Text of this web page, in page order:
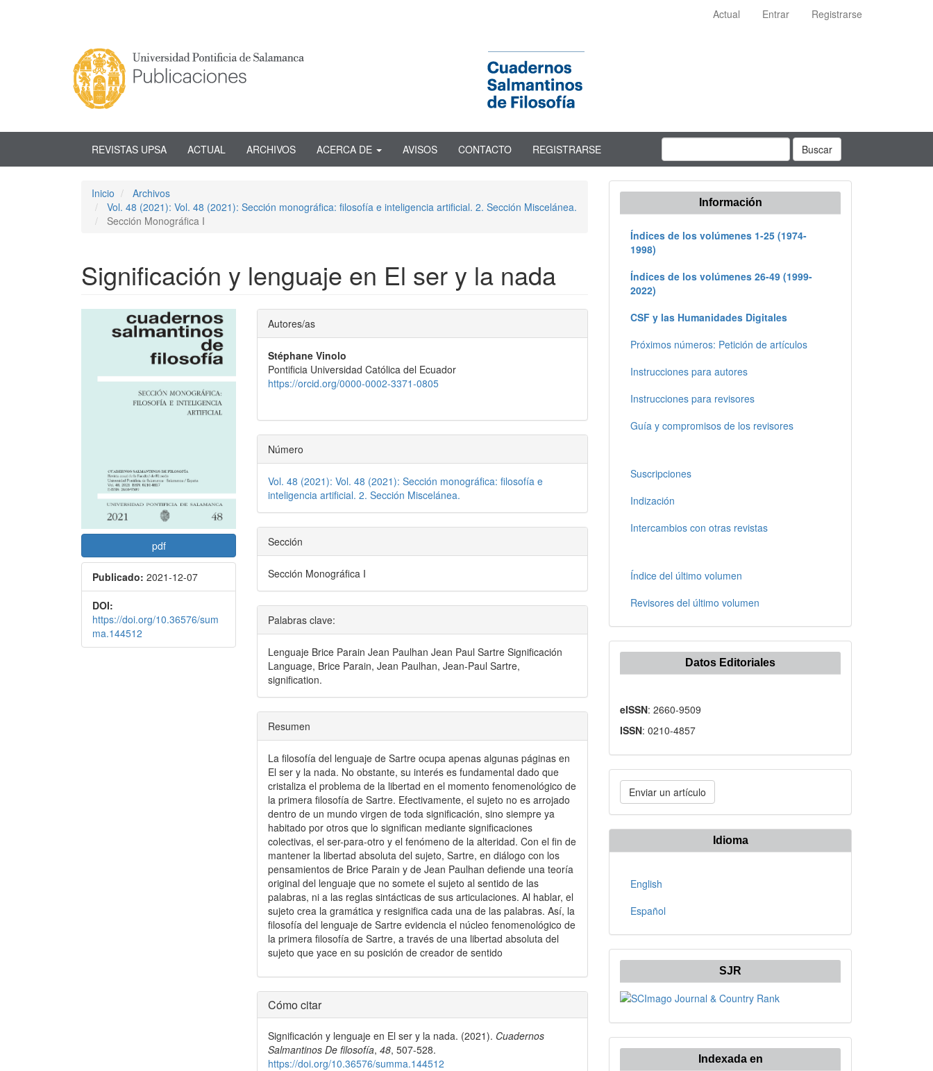
Actual Entrar Registrarse
REVISTAS UPSA ACTUAL ARCHIVOS ACERCA DE AVISOS CONTACTO REGISTRARSE Buscar
Inicio
Archivos
Vol. 48 (2021): Vol. 48 (2021): Sección monográfica: filosofía e inteligencia artificial. 2. Sección Miscelánea.
Sección Monográfica I
Significación y lenguaje en El ser y la nada
Barra
lateral
artículo
pdf
Publicado: 2021-12-07
DOI:
https://doi.org/10.36576/sum
ma.144512
Contenido
principal
del
artículo
Autores/as
Stéphane Vinolo
Pontificia Universidad Católica del Ecuador
https://orcid.org/0000-0002-3371-0805
Número
Vol. 48 (2021): Vol. 48 (2021): Sección monográfica: filosofía e
inteligencia artificial. 2. Sección Miscelánea.
Sección
Sección Monográfica I
Palabras clave:
Lenguaje Brice Parain Jean Paulhan Jean Paul Sartre Significación
Language, Brice Parain, Jean Paulhan, Jean-Paul Sartre,
signification.
Resumen
La filosofía del lenguaje de Sartre ocupa apenas algunas páginas en
El ser y la nada. No obstante, su interés es fundamental dado que
cristaliza el problema de la libertad en el momento fenomenológico de
la primera filosofía de Sartre. Efectivamente, el sujeto no es arrojado
dentro de un mundo virgen de toda significación, sino siempre ya
habitado por otros que lo significan mediante significaciones
colectivas, el ser-para-otro y el fenómeno de la alteridad. Con el fin de
mantener la libertad absoluta del sujeto, Sartre, en diálogo con los
pensamientos de Brice Parain y de Jean Paulhan defiende una teoría
original del lenguaje que no somete el sujeto al sentido de las
palabras, ni a las reglas sintácticas de sus articulaciones. Al hablar, el
sujeto crea la gramática y resignifica cada una de las palabras. Así, la
filosofía del lenguaje de Sartre evidencia el núcleo fenomenológico de
la primera filosofía de Sartre, a través de una libertad absoluta del
sujeto que yace en su posición de creador de sentido
Detalles
del
artículo
Cómo citar
Significación y lenguaje en El ser y la nada. (2021). Cuadernos
Salmantinos De filosofía,48, 507-528.
https://doi.org/10.36576/summa.144512
Información
Índices de los volúmenes 1-25 (1974-
1998)
Índices de los volúmenes 26-49 (1999-
2022)
CSF y las Humanidades Digitales
Próximos números: Petición de artículos
Instrucciones para autores
Instrucciones para revisores
Guía y compromisos de los revisores
Suscripciones
Indización
Intercambios con otras revistas
Índice del último volumen
Revisores del último volumen
Datos Editoriales
eISSN: 2660-9509
ISSN: 0210-4857
Enviar
un
artículo
Enviar un artículo
Idioma
English
Español
SJR
Indexada en